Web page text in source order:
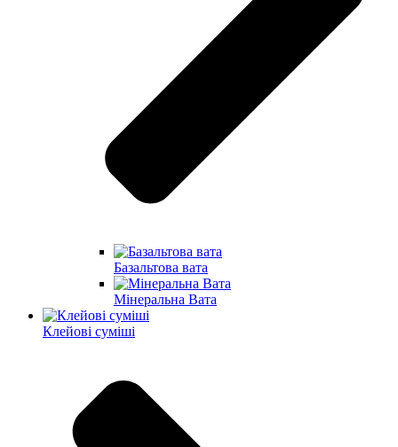
Базальтова вата
Мінеральна Вата
Клейові суміші